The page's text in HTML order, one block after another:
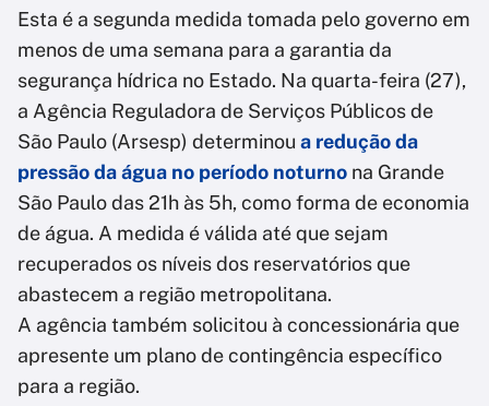
Esta é a segunda medida tomada pelo governo em
menos de uma semana para a garantia da
segurança hídrica no Estado. Na quarta-feira (27),
a Agência Reguladora de Serviços Públicos de
São Paulo (Arsesp) determinou a redução da
pressão da água no período noturno na Grande
São Paulo das 21h às 5h, como forma de economia
de água. A medida é válida até que sejam
recuperados os níveis dos reservatórios que
abastecem a região metropolitana.
A agência também solicitou à concessionária que
apresente um plano de contingência específico
para a região.